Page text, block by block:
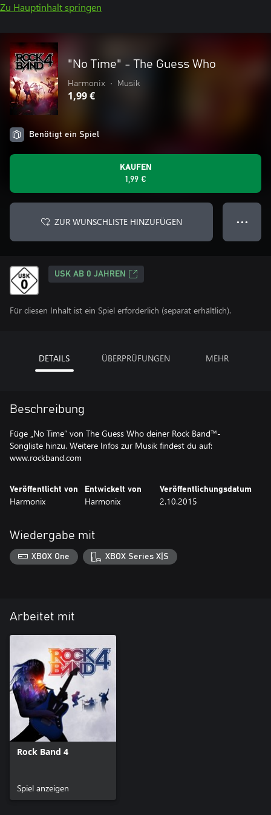
Zu Hauptinhalt springen
"No Time" - The Guess Who
Harmonix • Musik
1,99 €
Benötigt ein Spiel
KAUFEN
1,99 €
ZUR WUNSCHLISTE HINZUFÜGEN ● ● ●
USK AB 0 JAHREN
Für diesen Inhalt ist ein Spiel erforderlich (separat erhältlich).
DETAILS ÜBERPRÜFUNGEN MEHR
Beschreibung
Füge „No Time“ von The Guess Who deiner Rock Band™-
Songliste hinzu. Weitere Infos zur Musik findest du auf:
www.rockband.com
Veröffentlicht von
Harmonix
Entwickelt von
Harmonix
Veröffentlichungsdatum
2.10.2015
Wiedergabe mit
XBOX One XBOX Series X|S
Arbeitet mit
Rock Band 4
Spiel anzeigen